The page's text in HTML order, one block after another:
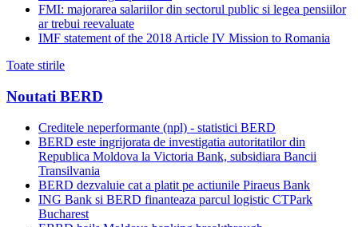
FMI: majorarea salariilor din sectorul public si legea pensiilor
ar trebui reevaluate
IMF statement of the 2018 Article IV Mission to Romania
Toate stirile
Noutati BERD
Creditele neperformante (npl) - statistici BERD
BERD este ingrijorata de investigatia autoritatilor din
Republica Moldova la Victoria Bank, subsidiara Bancii
Transilvania
BERD dezvaluie cat a platit pe actiunile Piraeus Bank
ING Bank si BERD finanteaza parcul logistic CTPark
Bucharest